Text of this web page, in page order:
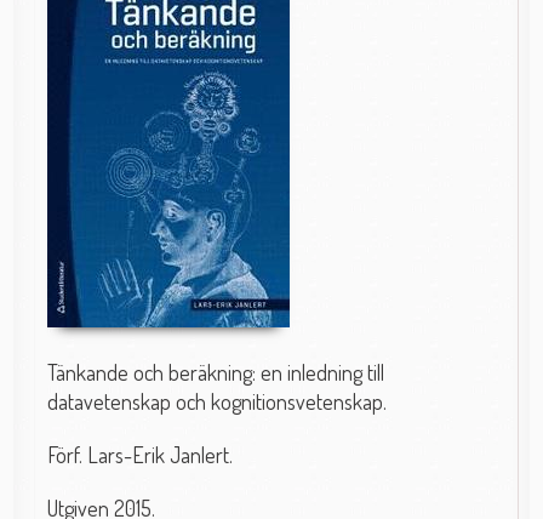
Tänkande och beräkning: en inledning till
datavetenskap och kognitionsvetenskap.
Förf. Lars-Erik Janlert.
Utgiven 2015.